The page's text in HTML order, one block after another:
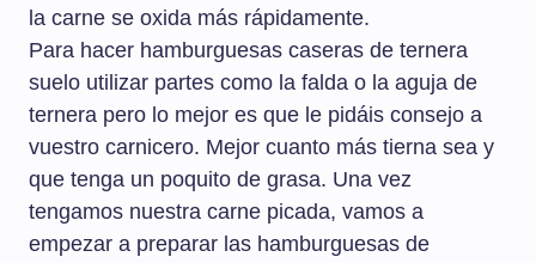
la carne se oxida más rápidamente.
Para hacer hamburguesas caseras de ternera
suelo utilizar partes como la falda o la aguja de
ternera pero lo mejor es que le pidáis consejo a
vuestro carnicero. Mejor cuanto más tierna sea y
que tenga un poquito de grasa. Una vez
tengamos nuestra carne picada, vamos a
empezar a preparar las hamburguesas de